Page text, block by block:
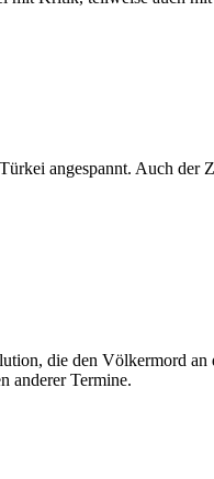
angespannt. Auch
die den Völkermord
anderer Termine.